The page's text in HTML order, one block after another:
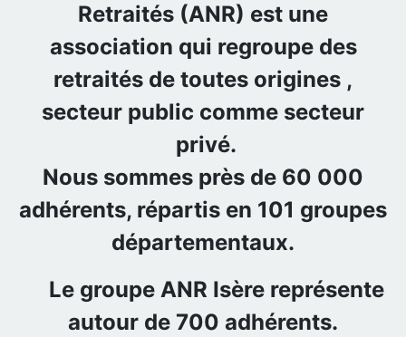
Retraités (ANR) est une
association qui regroupe des
retraités de toutes origines ,
secteur public comme secteur
privé.
Nous sommes près de 60 000
adhérents, répartis en 101 groupes
départementaux.
Le groupe ANR Isère représente
autour de 700 adhérents.